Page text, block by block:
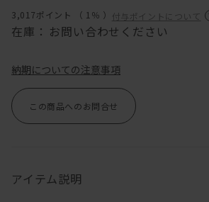
3,017ポイント （ 1％ ） 付与ポイントについて
在庫： お問い合わせください
納期についての注意事項
この商品へのお問合せ
アイテム説明